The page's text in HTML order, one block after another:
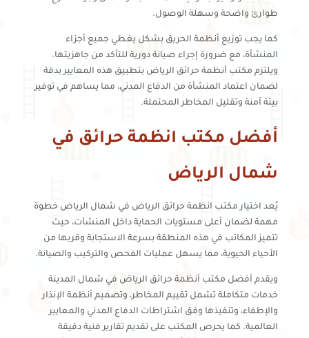
طوارئ واضحة وسهلة الوصول.
كما يجب توزيع أنظمة الحريق بشكل يغطي جميع أجزاء
المنشأة، مع ضرورة إجراء صيانة دورية للتأكد من جاهزيتها.
ويلتزم مكتب أنظمة حرائق الرياض بتطبيق هذه المعايير بدقة
لضمان اعتماد المنشأة من الدفاع المدني، مما يساهم في توفير
بيئة آمنة وتقليل المخاطر المحتملة.
أفضل مكتب انظمة حرائق في
شمال الرياض
يُعد اختيار مكتب انظمة حرائق الرياض في شمال الرياض خطوة
مهمة لضمان أعلى مستويات الحماية داخل المنشآت، حيث
تتميز المكاتب في هذه المنطقة بسرعة الاستجابة وقربها من
الأحياء الحيوية، مما يسهل عمليات الفحص والتركيب والصيانة.
ويقدم أفضل مكتب أنظمة حرائق الرياض في شمال المدينة
خدمات متكاملة تشمل تقييم المخاطر، وتصميم أنظمة الإنذار
والإطفاء، وتنفيذها وفق اشتراطات الدفاع المدني والمعايير
العالمية. كما يحرص المكتب على تقديم تقارير فنية دقيقة